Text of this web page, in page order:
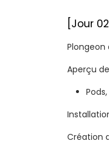
[Jour 02]
Aperçu
Création